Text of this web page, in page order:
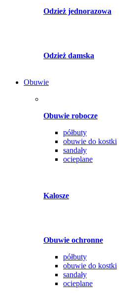
Odzież jednorazowa
Odzież damska
Obuwie
Obuwie robocze
półbuty
obuwie do kostki
sandały
ocieplane
Kalosze
Obuwie ochronne
półbuty
obuwie do kostki
sandały
ocieplane